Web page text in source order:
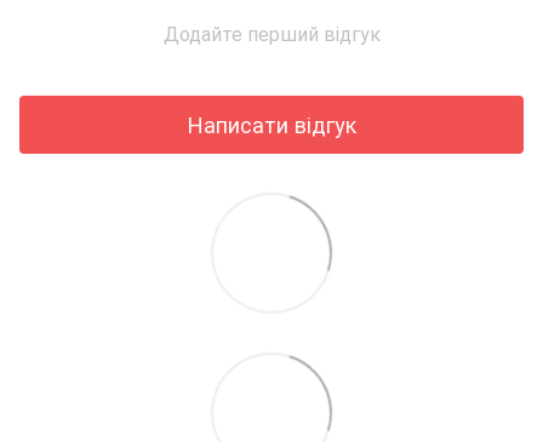
Додайте перший відгук
Написати відгук